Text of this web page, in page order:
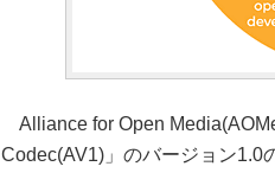
Alliance for Open
Codec(AV1)」のバージョン1.0